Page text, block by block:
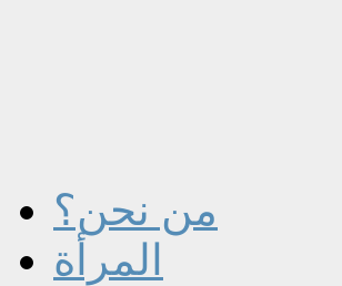
من نحن؟
المرأة